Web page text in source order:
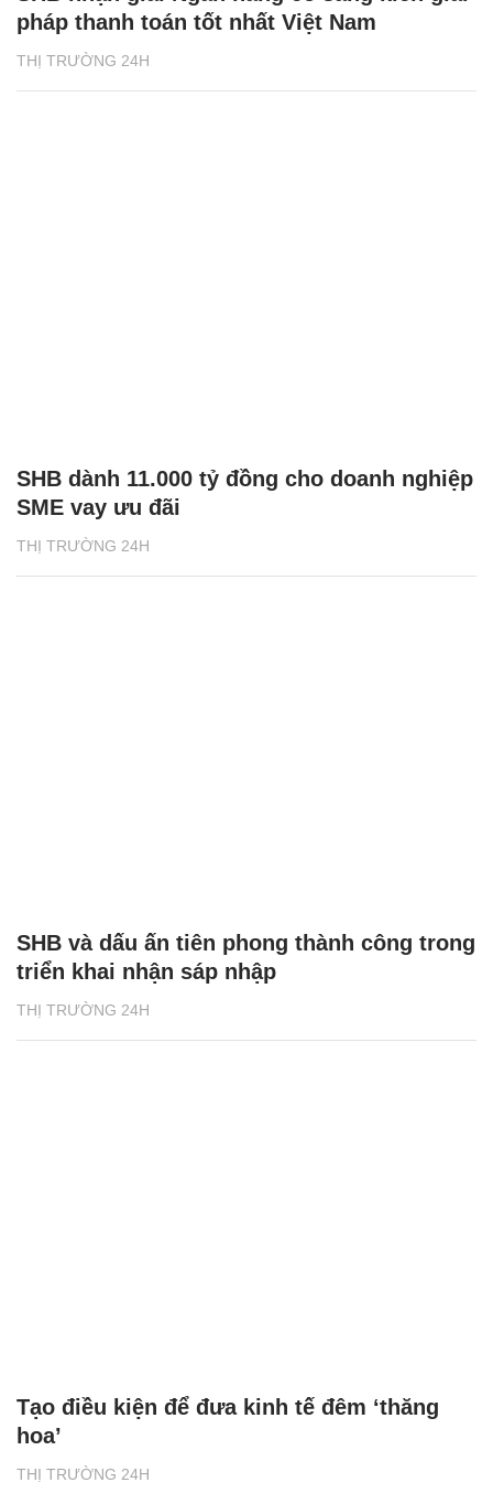
THỊ TRƯỜNG 24H
pháp thanh toán tốt nhất Việt Nam
THỊ TRƯỜNG 24H
SHB dành 11.000 tỷ đồng cho doanh nghiệp
SME vay ưu đãi
THỊ TRƯỜNG 24H
SHB và dấu ấn tiên phong thành công trong
triển khai nhận sáp nhập
THỊ TRƯỜNG 24H
Tạo điều kiện để đưa kinh tế đêm ‘thăng
hoa’